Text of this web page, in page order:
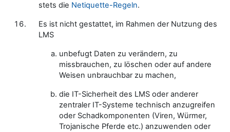
stets die Netiquette-Regeln.
Es ist nicht gestattet, im Rahmen der Nutzung des
LMS
unbefugt Daten zu verändern, zu
missbrauchen, zu löschen oder auf andere
Weisen unbrauchbar zu machen,
die IT-Sicherheit des LMS oder anderer
zentraler IT-Systeme technisch anzugreifen
oder Schadkomponenten (Viren, Würmer,
Trojanische Pferde etc.) anzuwenden oder